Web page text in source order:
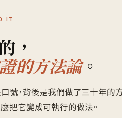
IT
，
的方法論。
口號，背後是我們做了三十年的
把它變成可執行的做法。